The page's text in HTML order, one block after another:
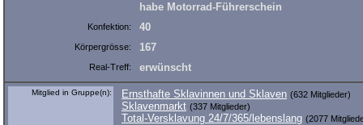
habe Motorrad-Führerschein
Konfektion: 40
Körpergrösse: 167
Real-Treff: erwünscht
Mitglied in Gruppe(n): Ernsthafte Sklavinnen und Sklaven (632 Mitglieder)
Sklavenmarkt (337 Mitglieder)
Total-Versklavung 24/7/365/lebenslang (2077